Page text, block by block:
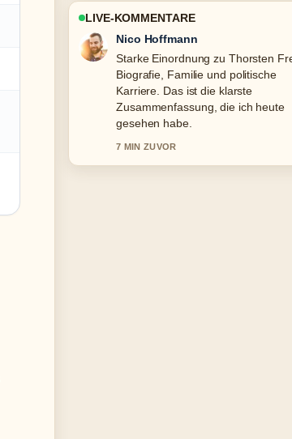
LIVE-KOMMENTARE
Hannah Weber
Verfolge Martin Suter privat:
Wohnort, Krankheit &#038;...
schaetze den ausgewogenen Ton
9 MIN ZUVOR